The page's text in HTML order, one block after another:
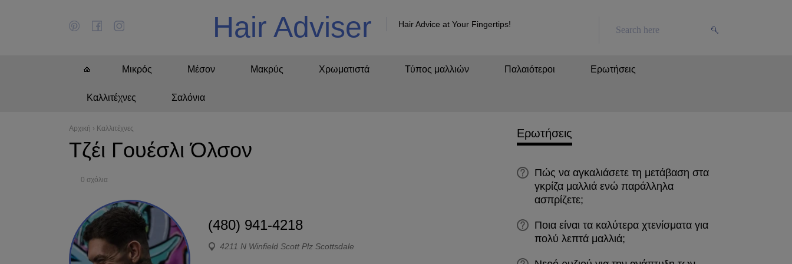
Hair Adviser Hair Advice at Your Fingertips!
Μικρός Μέσον Μακρύς Χρωματιστά Τύπος μαλλιών Παλαιότεροι Ερωτήσεις
Καλλιτέχνες Σαλόνια
Αρχική › Καλλιτέχνες
Τζέι Γουέσλι Όλσον
0 σχόλια
(480) 941-4218
4211 N Winfield Scott Plz Scottsdale
Ερωτήσεις
Πώς να αγκαλιάσετε τη μετάβαση στα
γκρίζα μαλλιά ενώ παράλληλα
ασπρίζετε;
Ποια είναι τα καλύτερα χτενίσματα για
πολύ λεπτά μαλλιά;